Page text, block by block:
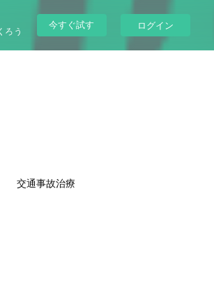
ろう
今すぐ試す ログイン
交通事故治療